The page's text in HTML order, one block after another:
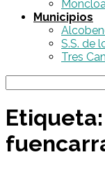
Municipios
S.S. de
Tres